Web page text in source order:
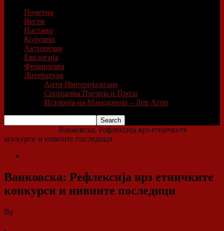
Почетна
Вести
Настани
Колумни
Активизам
Екологија
Феминизам
Литература
Анти Империјализам
Социјална Поезија и Проза
Историја на Македонија – Лев Агол
Ванковска: Рефлексија врз етничките
конкурси и нивните последици
Ванковска: Рефлексија врз етничките
конкурси и нивните последици
By